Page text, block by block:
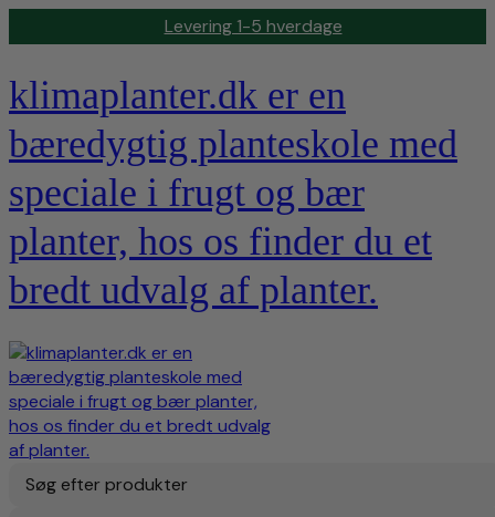
klimaplanter.dk er en
bæredygtig planteskole med
speciale i frugt og bær
planter, hos os finder du et
bredt udvalg af planter.
Søg efter produkter